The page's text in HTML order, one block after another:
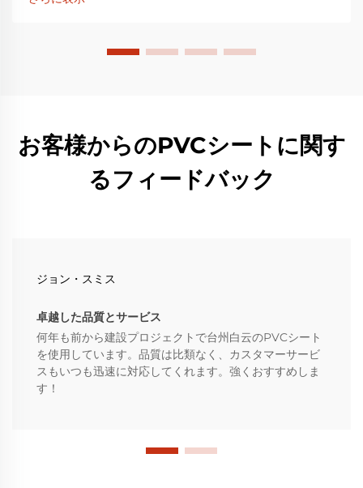
価を得ており…
お客様からのPVCシートに関す
るフィードバック
ジョン・スミス
卓越した品質とサービス
何年も前から建設プロジェクトで台州白云のPVCシート
を使用しています。品質は比類なく、カスタマーサービ
スもいつも迅速に対応してくれます。強くおすすめしま
す！